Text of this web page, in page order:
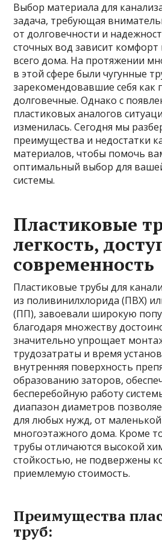
Выбор материала для
задача, требующая
от долговечности и
сточных вод зависит комфорт
всего дома. На протяжении
в этой сфере были чугунные
зарекомендовавшие себя как
долговечные. Однако с
пластиковых аналогов
изменилась. Сегодня мы
преимущества и недостатки
материалов, чтобы помочь
оптимальный выбор для
системы.
Пластиковые
легкость,
современность
Пластиковые трубы для
из поливинилхлорида (ПВХ)
(ПП), завоевали широкую
благодаря множеству
значительно упрощает
трудозатраты и время
внутренняя поверхность
образованию заторов,
бесперебойную работу
диапазон диаметров
для любых нужд, от
многоэтажного дома. Кроме
трубы отличаются высокой
стойкостью, не подвержены
приемлемую стоимость.
Преимущества
труб: